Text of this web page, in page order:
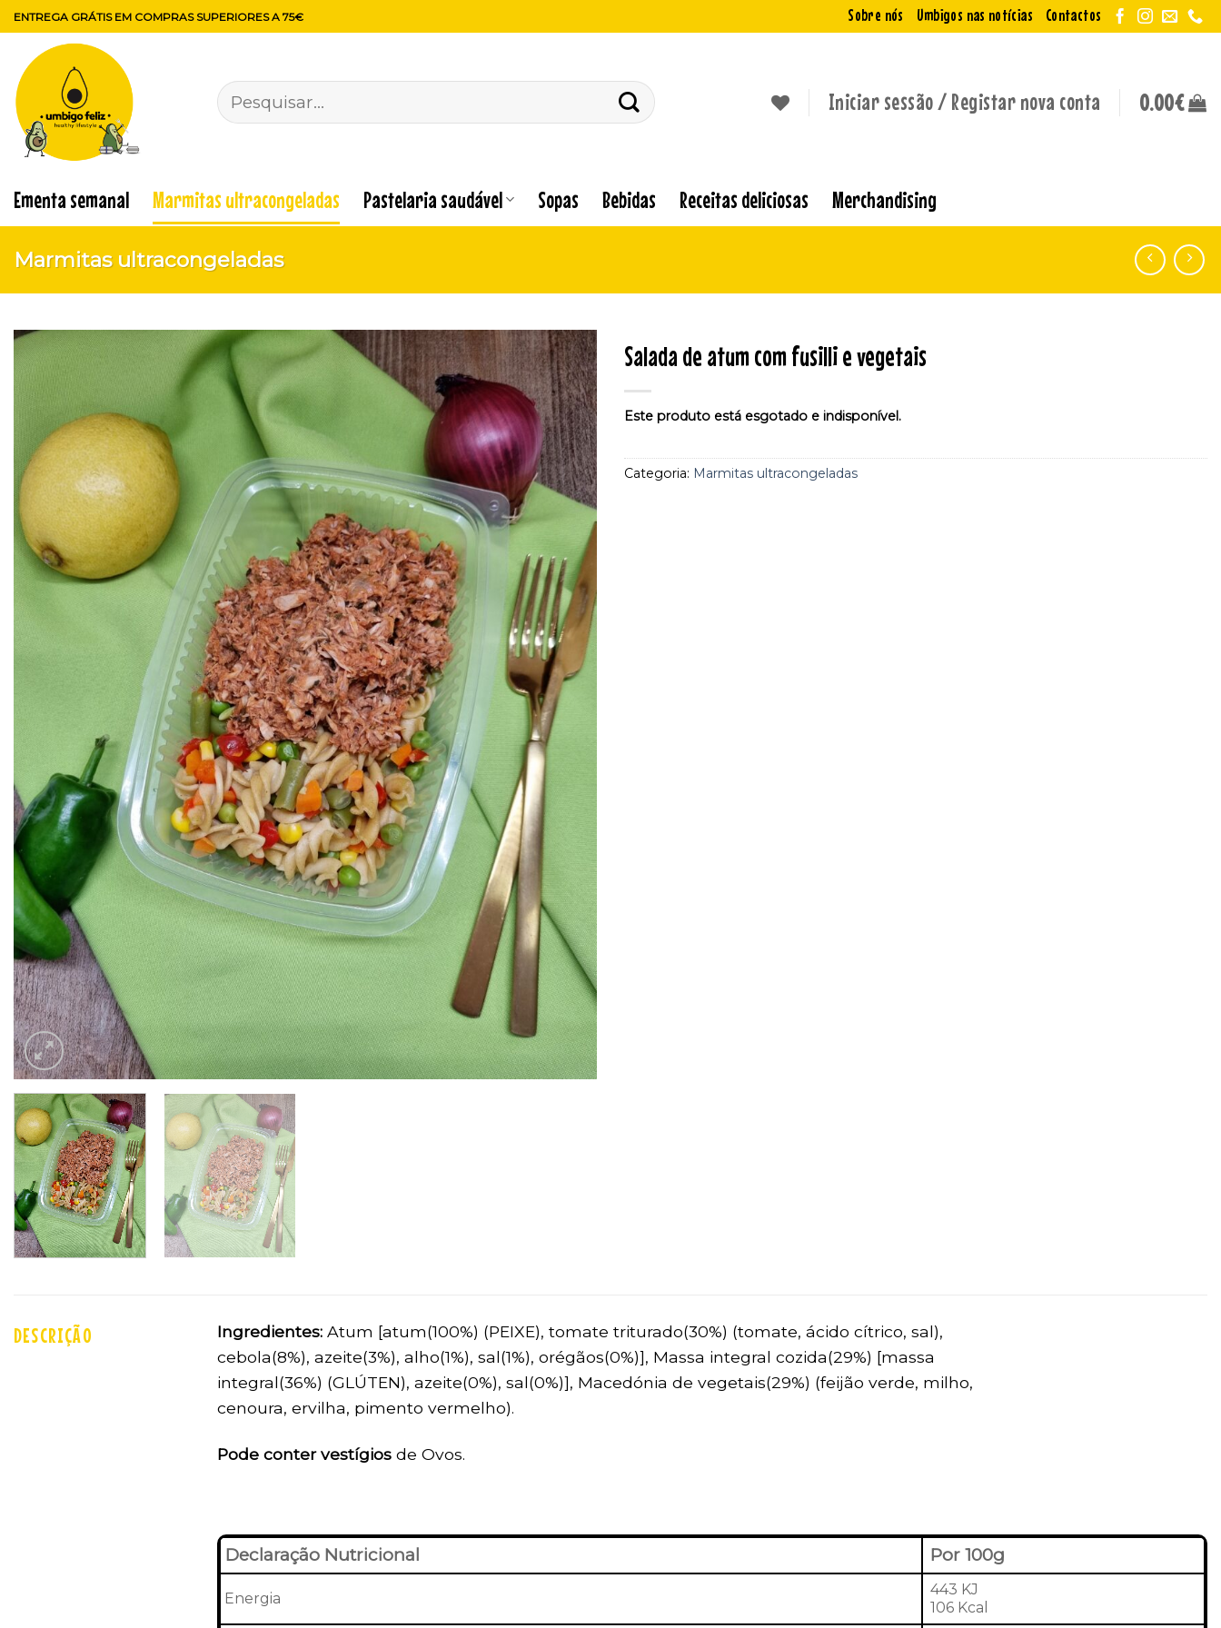
Skip
to
content
ENTREGA GRÁTIS EM COMPRAS SUPERIORES A 75€ Sobre nós Umbigos nas notícias Contactos
Pesquisar
por:
Iniciar sessão / Registar nova conta 0.00€
Ementa semanal Marmitas ultracongeladas Pastelaria saudável Sopas Bebidas Receitas deliciosas Merchandising
Marmitas ultracongeladas
Adicionar
aos
favoritos
Salada de atum com fusilli e vegetais
Este produto está esgotado e indisponível.
Categoria: Marmitas ultracongeladas
DESCRIÇÃO Ingredientes: Atum [atum(100%) (PEIXE), tomate triturado(30%) (tomate, ácido cítrico, sal),
cebola(8%), azeite(3%), alho(1%), sal(1%), orégãos(0%)], Massa integral cozida(29%) [massa
integral(36%) (GLÚTEN), azeite(0%), sal(0%)], Macedónia de vegetais(29%) (feijão verde, milho,
cenoura, ervilha, pimento vermelho).
Pode conter vestígios de Ovos.
Declaração Nutricional Por 100g
Energia
443 KJ
106 Kcal